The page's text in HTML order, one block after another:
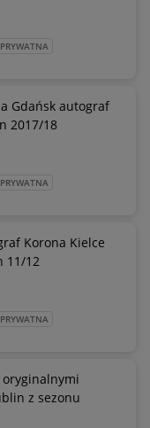
Gdańsk autograf
2017/18
Korona Kielce
11/12
oryginalnymi
z sezonu